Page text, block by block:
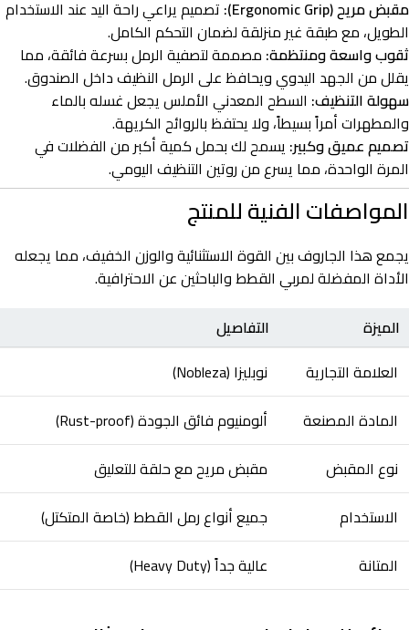
مقبض مريح (Ergonomic Grip):
تصميم يراعي راحة اليد عند الاستخدام
الطويل، مع طبقة غير منزلقة لضمان التحكم الكامل.
ثقوب واسعة ومنتظمة: مصممة لتصفية الرمل بسرعة فائقة، مما
يقلل من الجهد اليدوي ويحافظ على الرمل النظيف داخل الصندوق.
سهولة التنظيف: السطح المعدني الأملس يجعل غسله بالماء
والمطهرات أمراً بسيطاً، ولا يحتفظ بالروائح الكريهة.
تصميم عميق وكبير: يسمح لك بحمل كمية أكبر من الفضلات في
المرة الواحدة، مما يسرع من روتين التنظيف اليومي.
المواصفات الفنية للمنتج
يجمع هذا الجاروف بين القوة الاستثنائية والوزن الخفيف، مما يجعله
الأداة المفضلة لمربي القطط والباحثين عن الاحترافية.
الميزة
التفاصيل
العلامة التجارية
نوبليزا (Nobleza)
المادة المصنعة
ألومنيوم فائق الجودة (Rust-proof)
نوع المقبض
مقبض مريح مع حلقة للتعليق
الاستخدام
جميع أنواع رمل القطط (خاصة المتكتل)
المتانة
عالية جداً (Heavy Duty)